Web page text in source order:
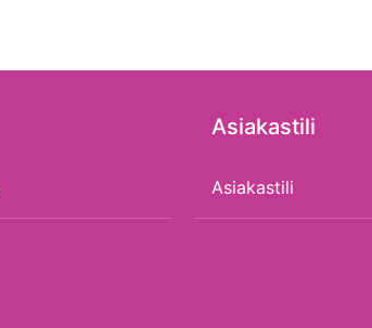
Asiakastili
Asiakastili